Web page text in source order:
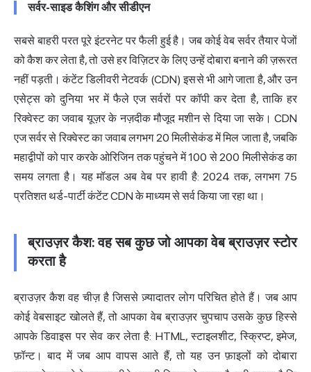
सर्वर-साइड कैशिंग और सीडीएन
सबसे बाहरी परत पूरे इंटरनेट पर फैली हुई है। जब कोई वेब सर्वर तैयार पेजों
को कैश कर लेता है, तो उसे हर विज़िटर के लिए उन्हें दोबारा बनाने की ज़रूरत
नहीं पड़ती। कंटेंट डिलीवरी नेटवर्क (CDN) इससे भी आगे जाता है, और उन
एसेट्स को दुनिया भर में फैले एज सर्वरों पर कॉपी कर देता है, ताकि हर
रिक्वेस्ट का जवाब यूज़र के नज़दीक मौजूद मशीन से दिया जा सके। CDN
एज सर्वर से रिक्वेस्ट का जवाब लगभग 20 मिलीसेकंड में मिल जाता है, जबकि
महाद्वीपों को पार करके ओरिजिन तक पहुंचने में 100 से 200 मिलीसेकंड का
समय लगता है। यह मॉडल अब वेब पर हावी है: 2024 तक, लगभग 75
प्रतिशत थर्ड-पार्टी कंटेंटCDN के माध्यम से सर्व किया जा रहा था।
ब्राउज़र कैश: वह सब कुछ जो आपका वेब ब्राउज़र स्टोर
करता है
ब्राउज़र कैश वह चीज़ है जिससे ज़्यादातर लोग परिचित होते हैं। जब आप
कोई वेबसाइट खोलते हैं, तो आपका वेब ब्राउज़र चुपचाप उसके कुछ हिस्से
आपके डिवाइस पर सेव कर लेता है: HTML, स्टाइलशीट, स्क्रिप्ट, इमेज,
फ़ॉन्ट। बाद में जब आप वापस आते हैं, तो यह उन फ़ाइलों को दोबारा